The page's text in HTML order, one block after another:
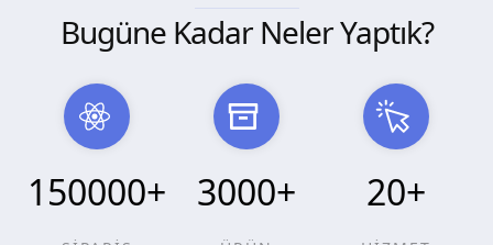
Bugüne Kadar Neler Yaptık?
150000+ 3000+ 20+